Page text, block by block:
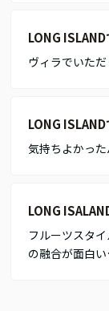
LONG
ヴィラでいた
LONG
気持ちよかっ
LONG
フルーツスタ
の融合が面白